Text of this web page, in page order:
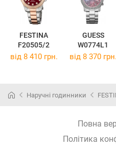
FESTINA
F20505/2
GUESS
W0774L1
від 8 410 грн. від 8 370 грн.
Наручні годинники
Повна
Політика